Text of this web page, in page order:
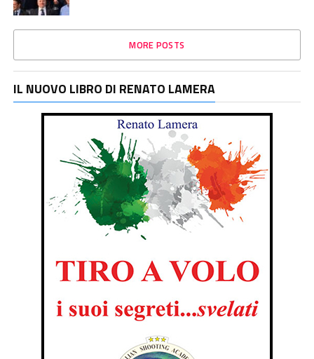
MORE POSTS
IL NUOVO LIBRO DI RENATO LAMERA